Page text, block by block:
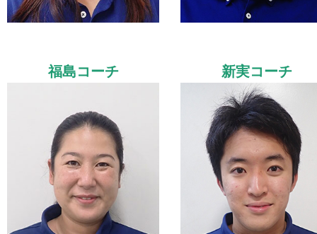
福島コーチ 新実コーチ